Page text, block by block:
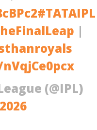
#TATAIPL
|
(@IPL)